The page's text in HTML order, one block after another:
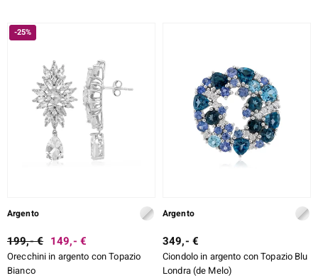
-25%
Argento
199,- € 149,- €
Orecchini in argento con Topazio
Bianco
Argento
349,- €
Ciondolo in argento con Topazio Blu
Londra (de Melo)